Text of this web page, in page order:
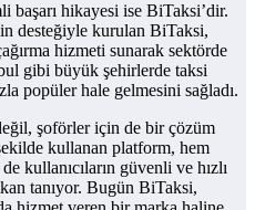
başarı hikayesi ise BiTaksi’dir.
desteğiyle kurulan BiTaksi,
hizmeti sunarak sektörde
gibi büyük şehirlerde taksi
popüler hale gelmesini sağladı.
şoförler için de bir çözüm
kullanan platform, hem
kullanıcıların güvenli ve hızlı
tanıyor. Bugün BiTaksi,